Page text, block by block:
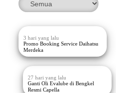
3 hari yang lalu
Promo Booking Service Daihatsu
Merdeka
27 hari yang lalu
Ganti Oli Evalube di Bengkel
Resmi Capella